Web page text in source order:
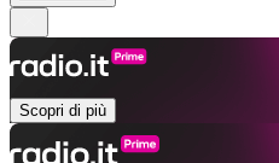
Scopri di più